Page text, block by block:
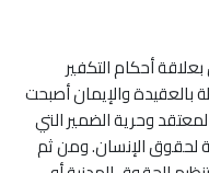
أحكام التكفير
بالعقيدة والإيمان أصبحت
وحرية الضمير التي
لحقوق الإنسان. ومن ثم